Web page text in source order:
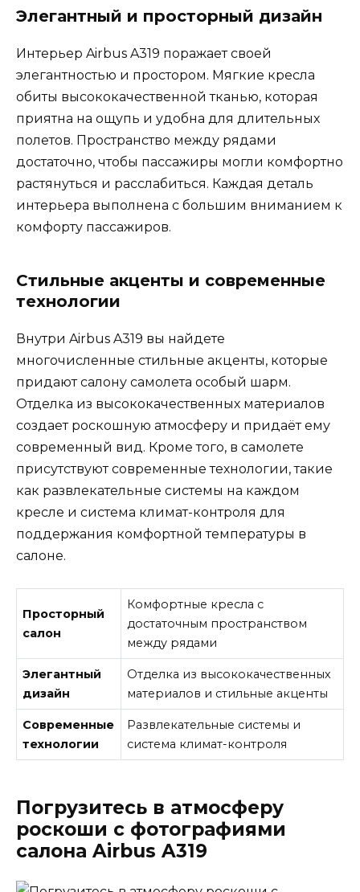
Элегантный и просторный дизайн
Интерьер Airbus A319 поражает своей
элегантностью и простором. Мягкие кресла
обиты высококачественной тканью, которая
приятна на ощупь и удобна для длительных
полетов. Пространство между рядами
достаточно, чтобы пассажиры могли комфортно
растянуться и расслабиться. Каждая деталь
интерьера выполнена с большим вниманием к
комфорту пассажиров.
Стильные акценты и современные
технологии
Внутри Airbus A319 вы найдете
многочисленные стильные акценты, которые
придают салону самолета особый шарм.
Отделка из высококачественных материалов
создает роскошную атмосферу и придаёт ему
современный вид. Кроме того, в самолете
присутствуют современные технологии, такие
как развлекательные системы на каждом
кресле и система климат-контроля для
поддержания комфортной температуры в
салоне.
Просторный
салон
Комфортные кресла с
достаточным пространством
между рядами
Элегантный
дизайн
Отделка из высококачественных
материалов и стильные акценты
Современные
технологии
Развлекательные системы и
система климат-контроля
Погрузитесь в атмосферу
роскоши с фотографиями
салона Airbus A319